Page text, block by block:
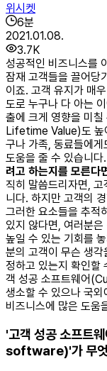
위시켓
6분
2021.01.08.
3.7K
성공적인 비즈니스를
잠재 고객들을 끌어당
이죠. 고객 유지가 매
도로 누구나 다 아는
출에 크게 영향을 미
Lifetime Value)도 높
구나 가족, 동료들에
도움을 줄 수 있습니다.
려고 하는지를 모른다
직히 말씀드리자면,
니다. 하지만 고객의
그러한 요소들을 추적
있지 않다면, 여러분
높일 수 있는 기회를
분의 고객이 무슨 생
정하고 있는지 확인할
객 성공 소프트웨어
생소할 수 있으나 국외
비즈니스에 많은 도움
'고객 성공 소프
software)'가 무엇